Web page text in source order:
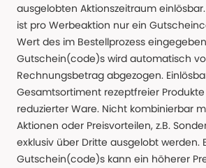
ausgelobten Aktionszeitraum
ist pro Werbeaktion nur ein
Wert des im Bestellprozess
Gutschein(code)s wird automatisch
Rechnungsbetrag abgezogen.
Gesamtsortiment rezeptfreier
reduzierter Ware. Nicht kombinierbar
Aktionen oder Preisvorteilen, z.B.
exklusiv über Dritte ausgelobt werden.
Gutschein(code)s kann ein höherer